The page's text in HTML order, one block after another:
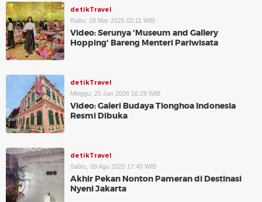
detikTravel
Rabu, 18 Mar 2026 02:11 WIB
Video: Serunya 'Museum and Gallery
Hopping' Bareng Menteri Pariwisata
detikTravel
Minggu, 25 Jan 2026 16:29 WIB
Video: Galeri Budaya Tionghoa Indonesia
Resmi Dibuka
detikTravel
Sabtu, 09 Agu 2025 17:40 WIB
Akhir Pekan Nonton Pameran di Destinasi
Nyeni Jakarta